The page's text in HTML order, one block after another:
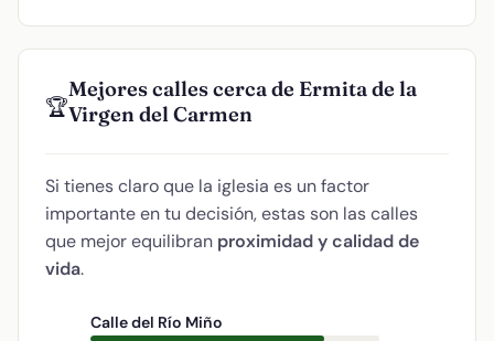
🏆
Mejores calles cerca de Ermita de la
Virgen del Carmen
Si tienes claro que la iglesia es un factor
importante en tu decisión, estas son las calles
que mejor equilibran proximidad y calidad de
vida.
Calle del Río Miño